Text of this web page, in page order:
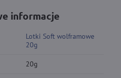
informacje
Lotki Soft wolframowe
20g
20g